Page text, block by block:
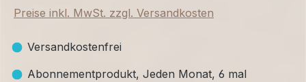
Preise inkl. MwSt. zzgl. Versandkosten
Versandkostenfrei
Abonnementprodukt, Jeden Monat, 6 mal